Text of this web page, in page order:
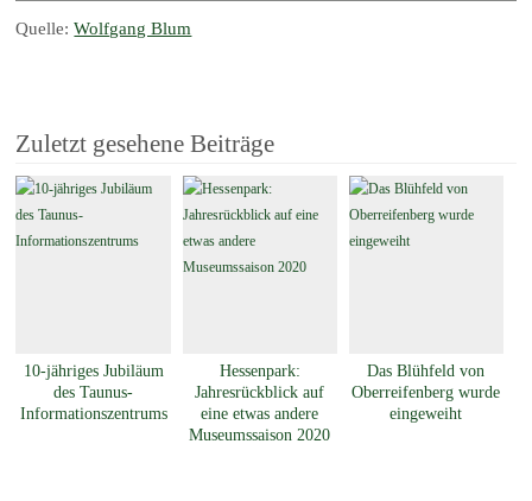
Quelle:Wolfgang Blum
Zuletzt gesehene Beiträge
10-jähriges Jubiläum
des Taunus-
Informationszentrums
Hessenpark:
Jahresrückblick auf
eine etwas andere
Museumssaison 2020
Das Blühfeld von
Oberreifenberg wurde
eingeweiht